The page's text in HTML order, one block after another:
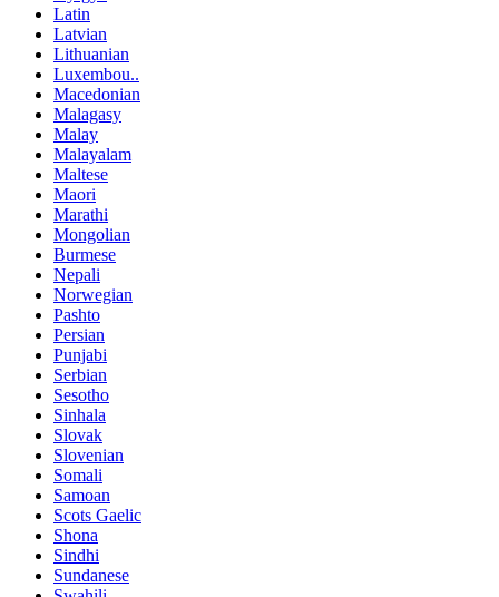
Latin
Latvian
Lithuanian
Luxembou..
Macedonian
Malagasy
Malay
Malayalam
Maltese
Maori
Marathi
Mongolian
Burmese
Nepali
Norwegian
Pashto
Persian
Punjabi
Serbian
Sesotho
Sinhala
Slovak
Slovenian
Somali
Samoan
Scots Gaelic
Shona
Sindhi
Sundanese